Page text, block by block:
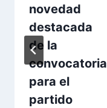
novedad
destacada
de la
convocatoria
para el
partido